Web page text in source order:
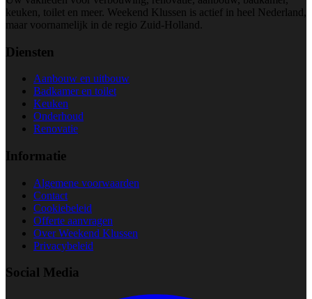
keuken, toilet en meer. Weekend Klussen is actief in heel Nederland,
maar voornamelijk in de regio Zuid-Holland.
Diensten
Aanbouw en uitbouw
Badkamer en toilet
Keuken
Onderhoud
Renovatie
Informatie
Algemene voorwaarden
Contact
Cookiebeleid
Offerte aanvragen
Over Weekend Klussen
Privacybeleid
Social Media